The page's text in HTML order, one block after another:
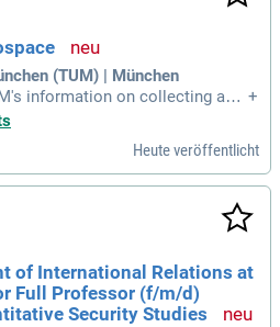
(TUM) | München
information on collecting and
part of the application proces
www.recruit.tum.de.
+
Heute veröffentlicht
of International Relations at
Full Professor (f/m/d)
Security Studies